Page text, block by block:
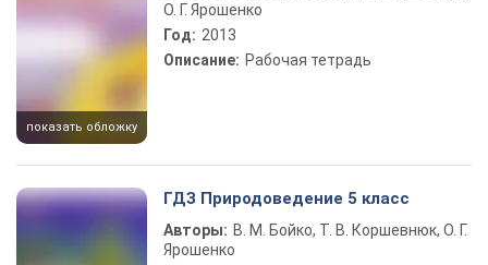
показать обложку
О. Г. Ярошенко
Год: 2013
Описание: Рабочая тетрадь
ГДЗ Природоведение 5 класс
Авторы: В. М. Бойко, Т. В. Коршевнюк, О. Г.
Ярошенко